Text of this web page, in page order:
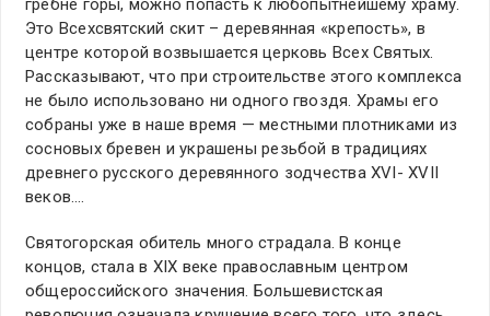
гребне горы, можно попасть к любопытнейшему храму.
Это Всехсвятский скит – деревянная «крепость», в
центре которой возвышается церковь Всех Святых.
Рассказывают, что при строительстве этого комплекса
не было использовано ни одного гвоздя. Храмы его
собраны уже в наше время — местными плотниками из
сосновых бревен и украшены резьбой в традициях
древнего русского деревянного зодчества XVI- XVII
веков.…
Святогорская обитель много страдала. В конце
концов, стала в XIX веке православным центром
общероссийского значения. Большевистская